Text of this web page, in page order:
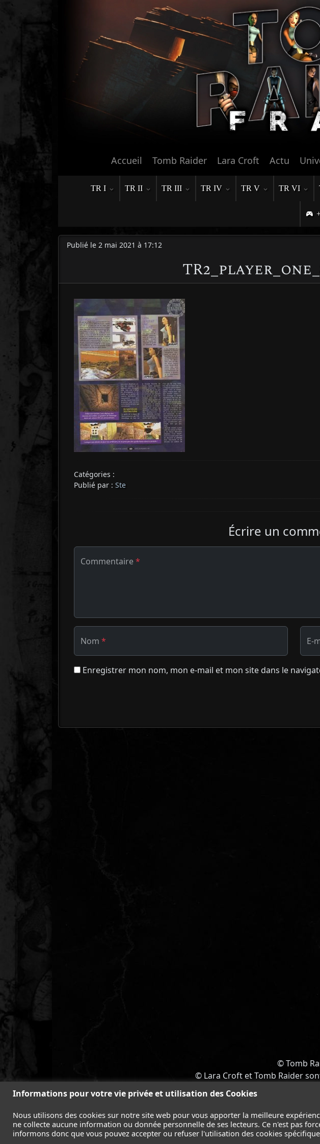
Accueil Tomb Raider Lara Croft Actu
TR I TR II TR III TR IV TR V TR VI
Publié le 2 mai 2021 à 17:12
Catégories :
Publié par : Ste
Écrire un
Commentaire*
Nom * E-
Enregistrer mon nom, mon e-mail et mon site dans le
Informations pour votre vie privée et utilisation des Cookies
Nous utilisons des cookies sur notre site web pour vous apporter la meilleure
ne collecte aucune information ou donnée personnelle de ses lecteurs. Ce n'est pas
informons donc que vous pouvez accepter ou refuser l'utilisation des cookies
© Tomb
© Lara Croft et Tomb Raider
ACCUEIL
TOMB RAIDER - LEGACY OF ATLANTIS